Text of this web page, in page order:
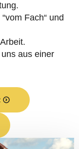
Fach“ und
aus einer